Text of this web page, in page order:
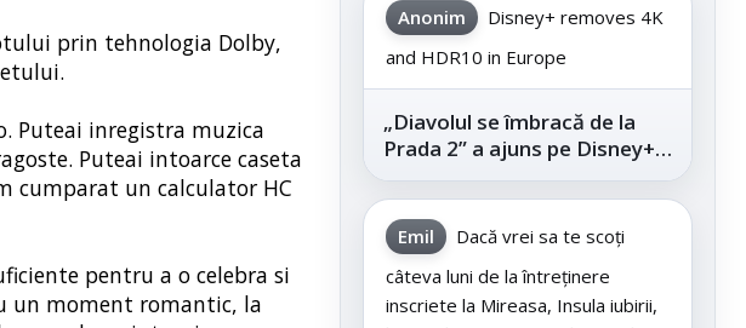
prin tehnologia Dolby,
Puteai inregistra muzica
Puteai intoarce caseta
cumparat un calculator HC
pentru a o celebra si
un moment romantic, la
Anonim
Disney+ removes 4K
and HDR10 in Europe
„Diavolul se îmbracă de la
Prada 2” a ajuns pe Disney+,
după succesul din
cinematografe
Emil
Dacă vrei sa te scoți
câteva luni de la întreținere
inscriete la Mireasa, Insula iubirii,